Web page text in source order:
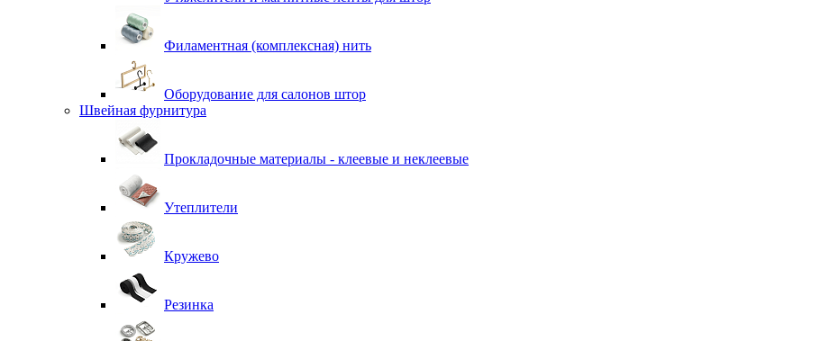
Филаментная (комплексная) нить
Оборудование для салонов штор
Швейная фурнитура
Прокладочные материалы - клеевые и неклеевые
Утеплители
Кружево
Резинка